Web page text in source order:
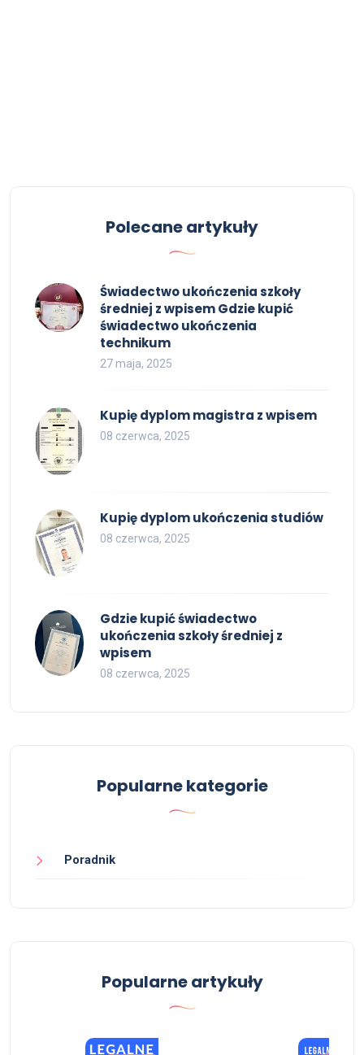
Polecane artykuły
Świadectwo ukończenia szkoły
średniej z wpisem Gdzie kupić
świadectwo ukończenia
technikum
27 maja, 2025
Kupię dyplom magistra z wpisem
08 czerwca, 2025
Kupię dyplom ukończenia studiów
08 czerwca, 2025
Gdzie kupić świadectwo
ukończenia szkoły średniej z
wpisem
08 czerwca, 2025
Popularne kategorie
Poradnik
Popularne artykuły